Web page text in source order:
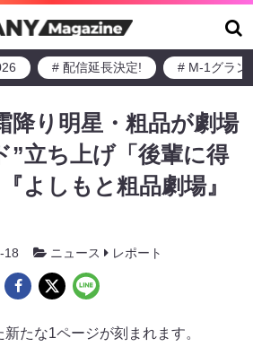
# 配信延長決定! # M-1グラン
降り明星・粗品が劇場
”立ち上げ「後輩に得
よしもと粗品劇場』
18 ニュース レポート
たな1ページが刻まれます。